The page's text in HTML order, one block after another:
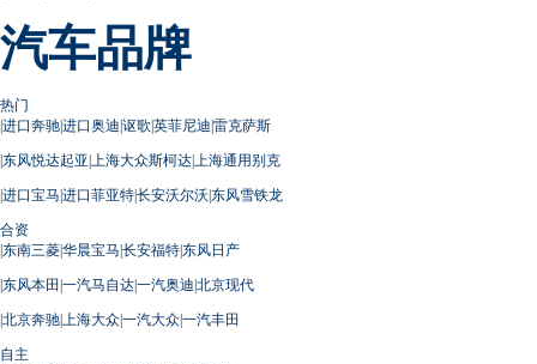
汽车品牌
热门
|进口奔驰|进口奥迪|讴歌|英菲尼迪|雷克萨斯
|东风悦达起亚| 上海大众斯柯达| 上海通用别克
|进口宝马|进口菲亚特|长安沃尔沃|东风雪铁龙
合资
|东南三菱|华晨宝马|长安福特|东风日产
|东风本田 |一汽马自达|一汽奥迪|北京现代
|北京奔驰| 上海大众|一汽大众|一汽丰田
自主